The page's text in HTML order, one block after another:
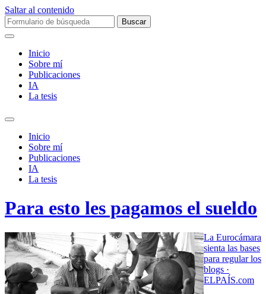
Saltar al contenido
Buscar:
Inicio
Sobre mí­
Publicaciones
IA
La tesis
Alternar
campo
búsqueda
Inicio
Sobre mí­
Publicaciones
IA
La tesis
Para esto les pagamos el sueldo
La Eurocámara
sienta las bases
para regular los
blogs ·
ELPAÍS.com